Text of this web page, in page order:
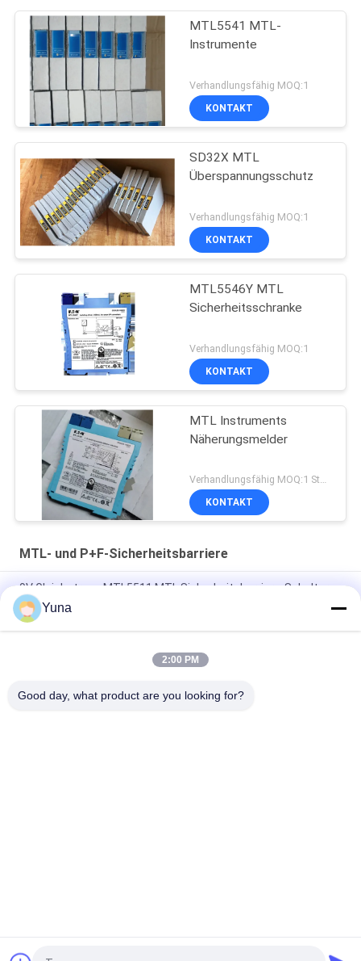
MTL5541 MTL-
Instrumente
Verhandlungsfähig MOQ:1
KONTAKT
SD32X MTL
Überspannungsschutz
Verhandlungsfähig MOQ:1
KONTAKT
MTL5546Y MTL
Sicherheitsschranke
Verhandlungsfähig MOQ:1
KONTAKT
MTL Instruments
Näherungsmelder
Verhandlungsfähig MOQ:1 Stück
KONTAKT
MTL- und P+F-Sicherheitsbarriere
9V Gleichstrom-MTL5511 MTL Sicherheitsbarriere-Schalter
Näherungsdetektor-Schnittstelle
MTL5032 Pulsisolator vom Schalter-Nahdetector
300 Ohm MTL7787 MTL Sicherheitsbarriere, MTL 2-Kanal
Yuna
2:00 PM
Good day, what product are you looking for?